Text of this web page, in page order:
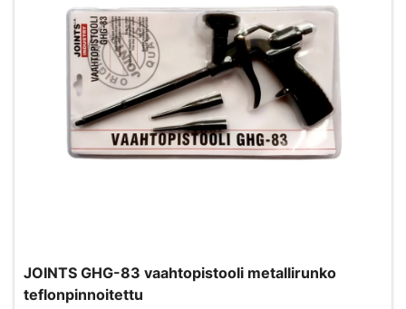
JOINTS GHG-83 vaahtopistooli metallirunko
teflonpinnoitettu